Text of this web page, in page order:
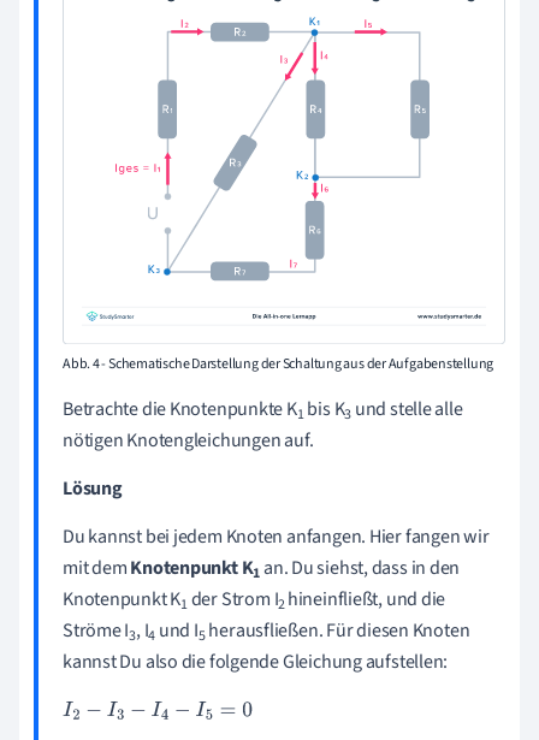
Abb. 4 - Schematische Darstellung der Schaltung aus der Aufgabenstellung
Betrachte die Knotenpunkte K1bis K3 und stelle alle
nötigen Knotengleichungen auf.
Lösung
Du kannst bei jedem Knoten anfangen. Hier fangen wir
mit demKnotenpunkt K1 an. Du siehst, dass in den
Knotenpunkt K1der Strom I2hineinfließt, und die
Ströme I3, I4 und I5herausfließen. Für diesen Knoten
kannst Du also die folgende Gleichung aufstellen:
I2- I3- 4-I 5=0